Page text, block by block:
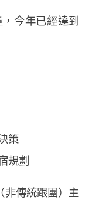
今年已經達到
策
規劃
非傳統跟團）主